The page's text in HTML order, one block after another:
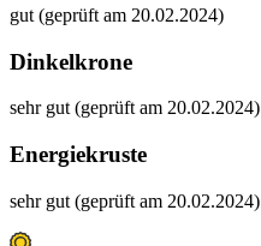
gut (geprüft am 20.02.2024)
Dinkelkrone
sehr gut (geprüft am 20.02.2024)
Energiekruste
sehr gut (geprüft am 20.02.2024)